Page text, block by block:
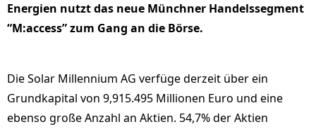
Energien nutzt das neue Münchner Handelssegment
“M:access” zum Gang an die Börse.
Die Solar Millennium AG verfüge derzeit über ein
Grundkapital von 9,915.495 Millionen Euro und eine
ebenso große Anzahl an Aktien. 54,7% der Aktien